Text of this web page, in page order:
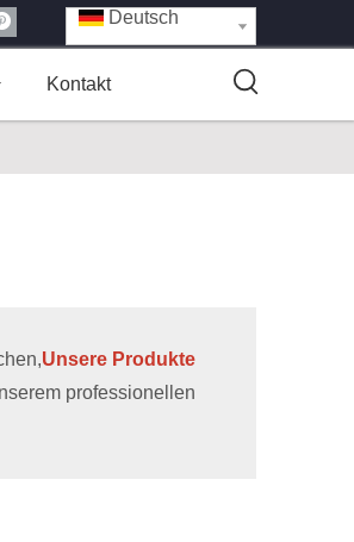
Deutsch
Kontakt
Unsere Produkte
professionellen